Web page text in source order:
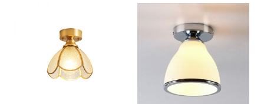
pantalla de lámpara
vitrificada, 110V-120V